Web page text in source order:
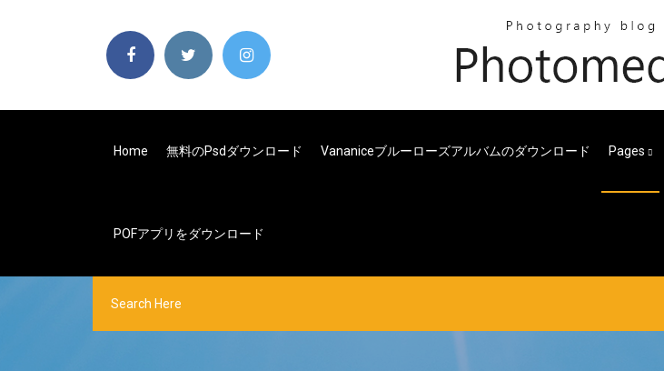
Home 無料のpsdダウンロード Vananiceブルーローズアルバムのダウンロード Pages
POFアプリをダウンロード